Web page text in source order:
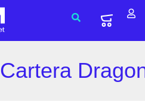
Cartera